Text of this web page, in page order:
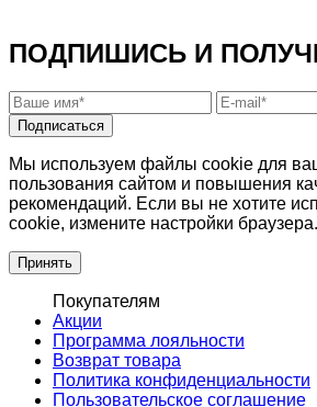
ПОДПИШИСЬ И
Подписаться
Мы используем файлы cookie для
пользования сайтом и повышения
рекомендаций. Если вы не хотите
cookie, измените настройки браузера.
Принять
Покупателям
Акции
Программа лояльности
Возврат товара
Политика конфиденциальности
Пользовательское соглашение